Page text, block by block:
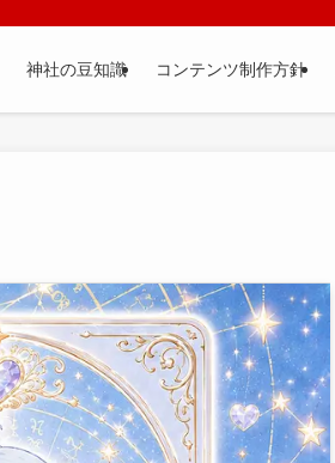
神社の豆知識 コンテンツ制作方針